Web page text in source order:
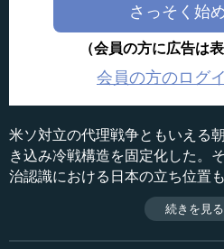
さっそく始
（会員の方に広告は
会員の方のログ
米ソ対立の代理戦争ともいえる
き込み冷戦構造を固定化した。
治認識における日本の立ち位置
コ講和条約によって、第二次大
結ばれた。その後、国内政治も
民党体制の安定化から池田勇人
収録日：2019年7月23日
続きを見